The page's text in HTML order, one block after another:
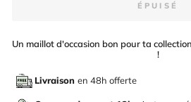
ÉPUISÉ
Un maillot d'occasion bon pour ta
!
Livraison en 48h offerte